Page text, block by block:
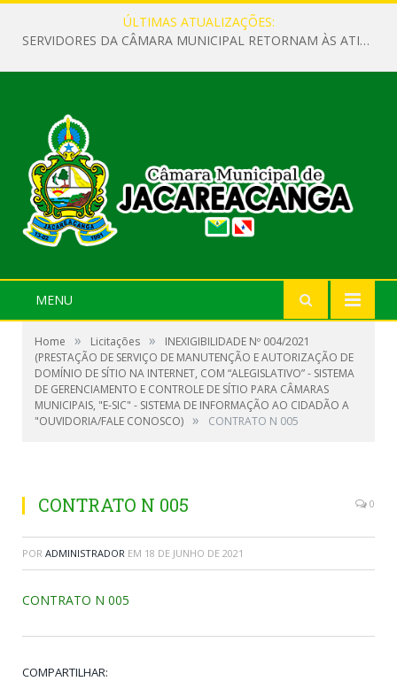
ÚLTIMAS ATUALIZAÇÕES:
SERVIDORES DA CÂMARA MUNICIPAL RETORNAM ÀS ATIVIDADES APÓS O RECESSO PARLAMENTAR
MENU
Home » Licitações »
INEXIGIBILIDADE Nº 004/2021
(PRESTAÇÃO DE SERVIÇO DE MANUTENÇÃO E AUTORIZAÇÃO DE
DOMÍNIO DE SÍTIO NA INTERNET, COM “ALEGISLATIVO” - SISTEMA
DE GERENCIAMENTO E CONTROLE DE SÍTIO PARA CÂMARAS
MUNICIPAIS, "E-SIC" - SISTEMA DE INFORMAÇÃO AO CIDADÃO A
"OUVIDORIA/FALE CONOSCO) » CONTRATO N 005
CONTRATO N 005 0
POR ADMINISTRADOR EM 18 DE JUNHO DE 2021
CONTRATO N 005
COMPARTILHAR: